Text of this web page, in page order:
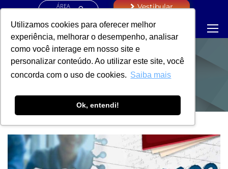
Utilizamos cookies para oferecer melhor
experiência, melhorar o desempenho, analisar
como você interage em nosso site e
personalizar conteúdo. Ao utilizar este site, você
concorda com o uso de cookies. Saiba mais
Ok, entendi!
ÁREA
Vestibular
NOTÍCIAS